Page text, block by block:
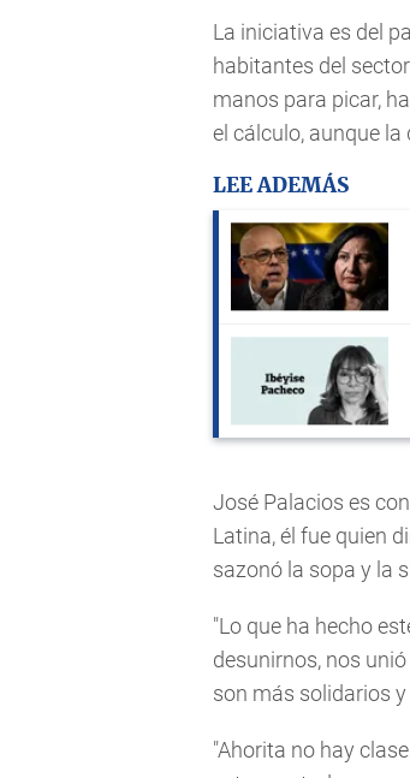
La iniciativa es del
habitantes del
manos para picar,
el cálculo, aunque
LEE ADEMÁS
José Palacios es
Latina, él fue quien
sazonó la sopa y la
"Lo que ha hecho
desunirnos, nos
son más solidarios
"Ahorita no hay